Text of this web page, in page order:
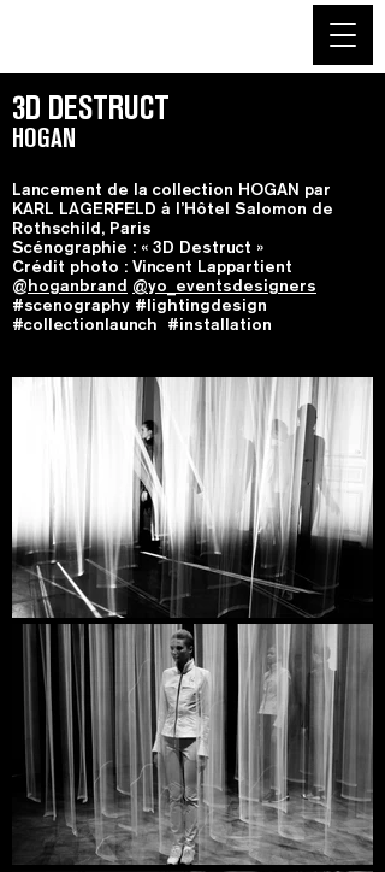
3D DESTRUCT
HOGAN
Lancement de la collection HOGAN par
KARL LAGERFELD à l’Hôtel Salomon de
Rothschild, Paris
Scénographie : « 3D Destruct »
Crédit photo : Vincent Lappartient
@hoganbrand @yo_eventsdesigners
#scenography #lightingdesign
#collectionlaunch #installation